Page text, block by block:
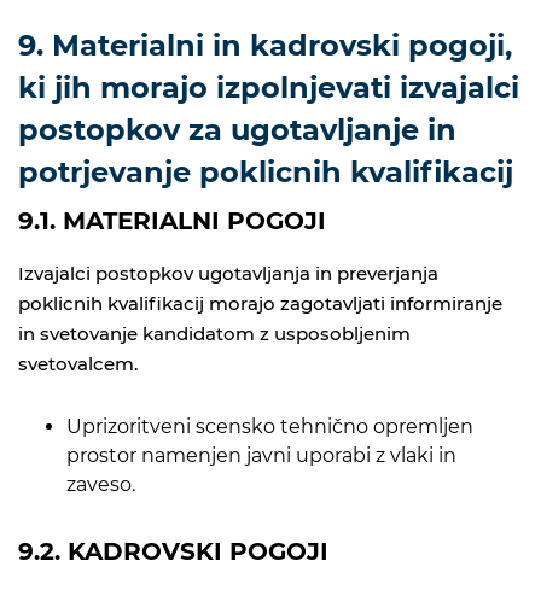
9. Materialni in kadrovski pogoji,
ki jih morajo izpolnjevati izvajalci
postopkov za ugotavljanje in
potrjevanje poklicnih kvalifikacij
9.1. MATERIALNI POGOJI
Izvajalci postopkov ugotavljanja in preverjanja
poklicnih kvalifikacij morajo zagotavljati informiranje
in svetovanje kandidatom z usposobljenim
svetovalcem.
Uprizoritveni scensko tehnično opremljen
prostor namenjen javni uporabi z vlaki in
zaveso.
9.2. KADROVSKI POGOJI